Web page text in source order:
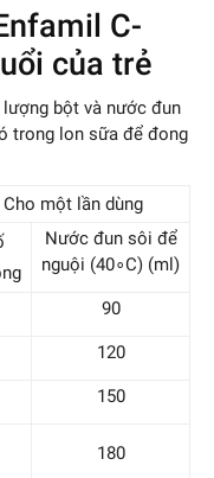
C-
của trẻ
bột và nước đun
trong lon sữa để đong
Cho một lần dùng
Nước đun sôi để
nguội (40∘C) (ml)
90
120
150
180